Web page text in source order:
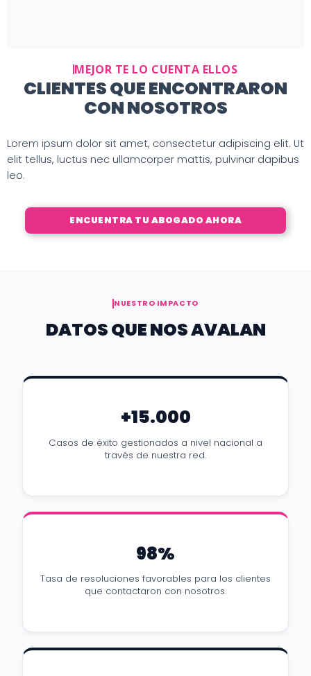
MEJOR TE LO CUENTA ELLOS
CLIENTES QUE ENCONTRARON
CON NOSOTROS
Lorem ipsum dolor sit amet, consectetur adipiscing elit. Ut
elit tellus, luctus nec ullamcorper mattis, pulvinar dapibus
leo.
ENCUENTRA TU ABOGADO AHORA
NUESTRO IMPACTO
DATOS QUE NOS AVALAN
+15.000
Casos de éxito gestionados a nivel nacional a
través de nuestra red.
98%
Tasa de resoluciones favorables para los clientes
que contactaron con nosotros.